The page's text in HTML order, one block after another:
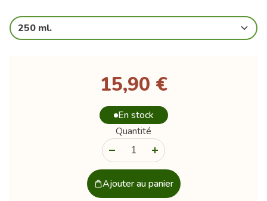
250 ml.
15,90 €
En stock
Quantité
Ajouter au panier